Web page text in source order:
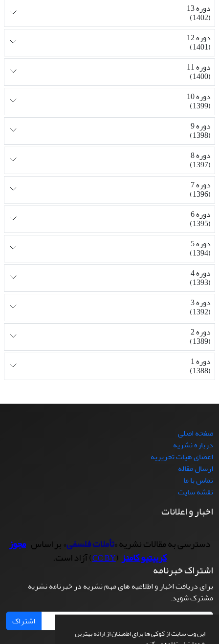
این وب سایت از کوکی ها برای اطمینان از ارائه بهترین
دوره 13
(1402)
دوره 12
(1401)
دوره 11
(1400)
دوره 10
(1399)
دوره 9
(1398)
دوره 8
(1397)
دوره 7
(1396)
دوره 6
(1395)
دوره 5
(1394)
دوره 4
(1393)
دوره 3
(1392)
دوره 2
(1389)
دوره 1
(1388)
صفحه اصلی
درباره نشریه
اعضای هیات تحریریه
ارسال مقاله
تماس با ما
نقشه سایت
اخبار و اعلانات
دسترسی به مقالات نشریه «تأملات فلسفی» بر اساس مجوز
کرییتیو کامنز(
CC BY) آزاد است.
اشتراک خبرنامه
برای دریافت اخبار و اطلاعیه های مهم نشریه در خبرنامه نشریه
مشترک شوید.
اشتراک